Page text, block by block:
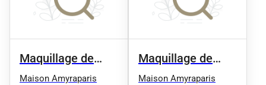
Maquillage de
soirée
Maison Amyraparis
Maquillage de
Jour
Maison Amyraparis